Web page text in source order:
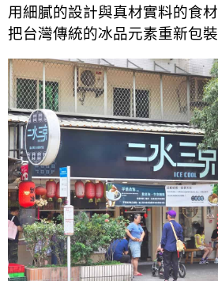
用細膩的設計與真材實料的食材
把台灣傳統的冰品元素重新包裝